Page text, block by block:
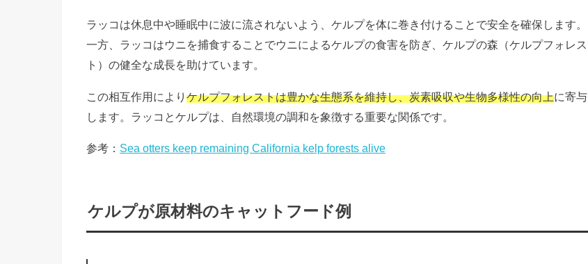
ラッコは休息中や睡眠中に波に流されないよう、ケルプを体に巻き付けることで安全を確保します。
一方、ラッコはウニを捕食することでウニによるケルプの食害を防ぎ、ケルプの森（ケルプフォレス
ト）の健全な成長を助けています。
この相互作用により ケルプフォレストは豊かな生態系を維持し、炭素吸収や生物多様性の向上に寄与
します。ラッコとケルプは、自然環境の調和を象徴する重要な関係です。
参考： Sea otters keep remaining California kelp forests alive
ケルプが原材料のキャットフード例